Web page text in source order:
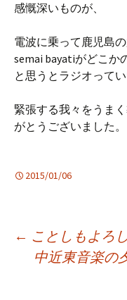
感慨深いものが、
電波に乗って鹿児島
semai bayatiがどこか
と思うとラジオって
緊張する我々をうま
がとうございました。
2015/01/06
投
← ことしもよろ
中近東音楽の